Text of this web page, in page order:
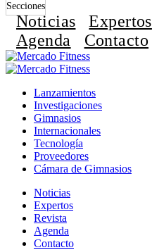
Secciones
Noticias Expertos
Agenda
Contacto
Lanzamientos
Investigaciones
Gimnasios
Internacionales
Tecnología
Proveedores
Cámara de Gimnasios
Noticias
Expertos
Revista
Agenda
Contacto